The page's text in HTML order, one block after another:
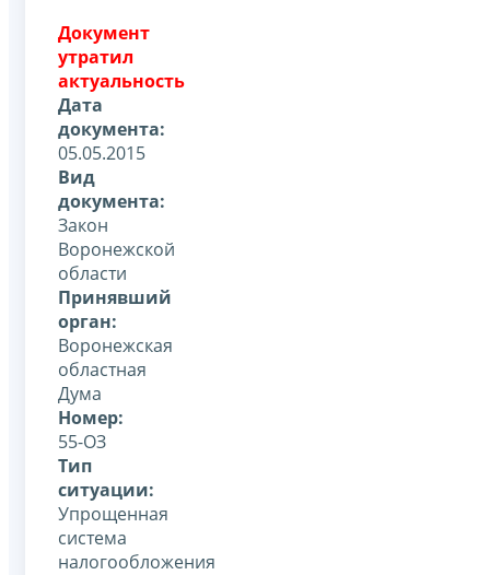
Документ
утратил
актуальность
Дата
документа:
05.05.2015
Вид
документа:
Закон
Воронежской
области
Принявший
орган:
Воронежская
областная
Дума
Номер:
55-ОЗ
Тип
ситуации:
Упрощенная
система
налогообложения